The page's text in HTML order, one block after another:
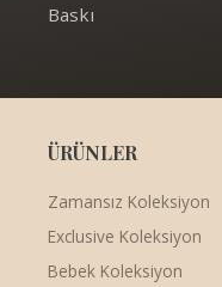
Baskı
ÜRÜNLER
Zamansız Koleksiyon
Exclusive Koleksiyon
Bebek Koleksiyon